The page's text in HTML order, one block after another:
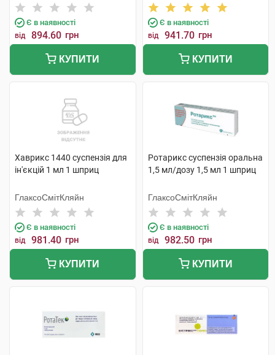
Є в наявності
від 894.60 грн
КУПИТИ
Є в наявності
від 941.70 грн
КУПИТИ
Хаврикс 1440 суспензія для
ін'єкцій 1 мл 1 шприц
ГлаксоСмітКляйн
Є в наявності
від 981.40 грн
КУПИТИ
Ротарикс суспензія оральна
1,5 мл/дозу 1,5 мл 1 шприц
ГлаксоСмітКляйн
Є в наявності
від 982.50 грн
КУПИТИ